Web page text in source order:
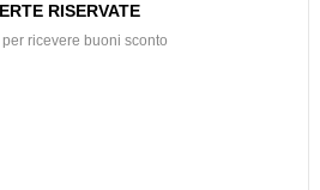
RISERVATE
per ricevere buoni sconto